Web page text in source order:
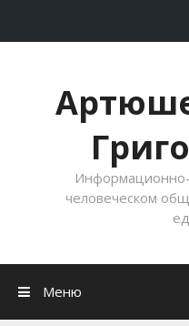
Информационно-
человеческом
Меню